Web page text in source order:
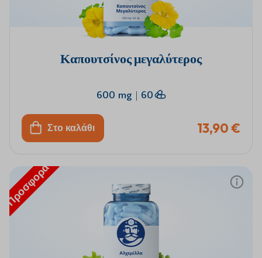
Καπουτσίνος μεγαλύτερος
600 mg | 60
Στο καλάθι 13,90 €
Προσφορά